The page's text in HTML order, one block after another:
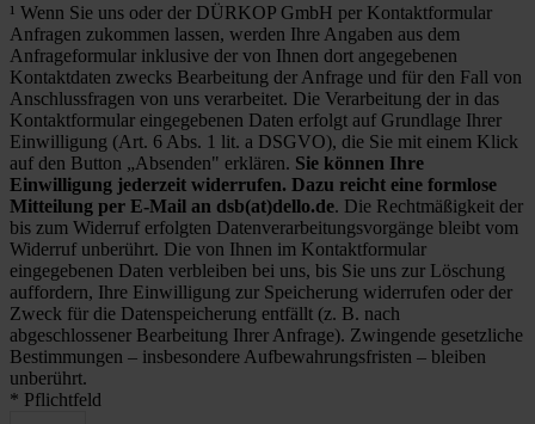
¹ Wenn Sie uns oder der DÜRKOP GmbH per Kontaktformular
Anfragen zukommen lassen, werden Ihre Angaben aus dem
Anfrageformular inklusive der von Ihnen dort angegebenen
Kontaktdaten zwecks Bearbeitung der Anfrage und für den Fall von
Anschlussfragen von uns verarbeitet. Die Verarbeitung der in das
Kontaktformular eingegebenen Daten erfolgt auf Grundlage Ihrer
Einwilligung (Art. 6 Abs. 1 lit. a DSGVO), die Sie mit einem Klick
auf den Button „Absenden" erklären. Sie können Ihre
Einwilligung jederzeit widerrufen. Dazu reicht eine formlose
Mitteilung per E-Mail an dsb(at)dello.de. Die Rechtmäßigkeit der
bis zum Widerruf erfolgten Datenverarbeitungsvorgänge bleibt vom
Widerruf unberührt. Die von Ihnen im Kontaktformular
eingegebenen Daten verbleiben bei uns, bis Sie uns zur Löschung
auffordern, Ihre Einwilligung zur Speicherung widerrufen oder der
Zweck für die Datenspeicherung entfällt (z. B. nach
abgeschlossener Bearbeitung Ihrer Anfrage). Zwingende gesetzliche
Bestimmungen – insbesondere Aufbewahrungsfristen – bleiben
unberührt.
* Pflichtfeld